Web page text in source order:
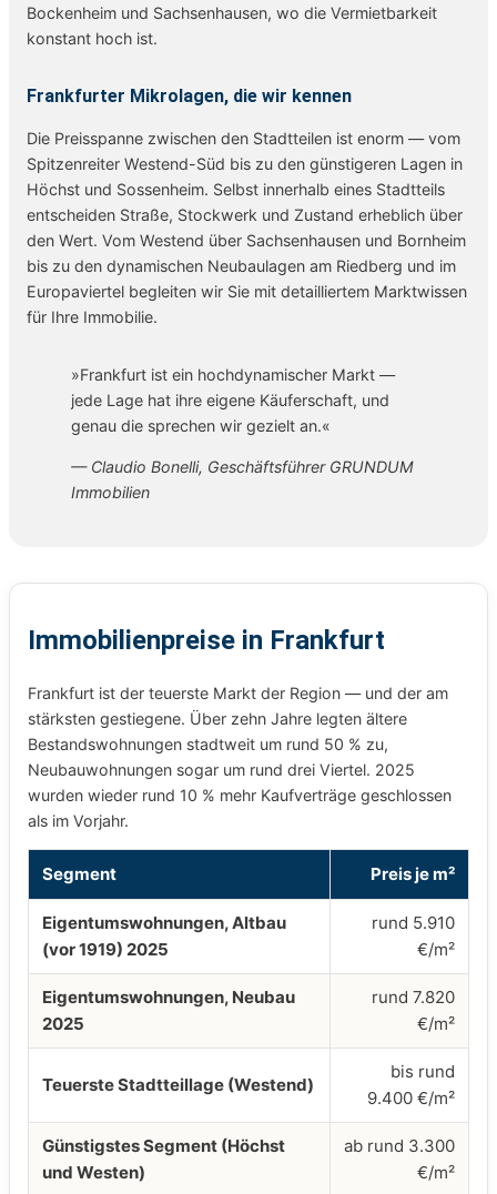
Bockenheim und Sachsenhausen, wo die Vermietbarkeit
konstant hoch ist.
Frankfurter Mikrolagen, die wir kennen
Die Preisspanne zwischen den Stadtteilen ist enorm — vom
Spitzenreiter Westend-Süd bis zu den günstigeren Lagen in
Höchst und Sossenheim. Selbst innerhalb eines Stadtteils
entscheiden Straße, Stockwerk und Zustand erheblich über
den Wert. Vom Westend über Sachsenhausen und Bornheim
bis zu den dynamischen Neubaulagen am Riedberg und im
Europaviertel begleiten wir Sie mit detailliertem Marktwissen
für Ihre Immobilie.
»Frankfurt ist ein hochdynamischer Markt —
jede Lage hat ihre eigene Käuferschaft, und
genau die sprechen wir gezielt an.«
— Claudio Bonelli, Geschäftsführer GRUNDUM
Immobilien
Immobilienpreise in Frankfurt
Frankfurt ist der teuerste Markt der Region — und der am
stärksten gestiegene. Über zehn Jahre legten ältere
Bestandswohnungen stadtweit um rund 50 % zu,
Neubauwohnungen sogar um rund drei Viertel. 2025
wurden wieder rund 10 % mehr Kaufverträge geschlossen
als im Vorjahr.
Segment Preis je m²
Eigentumswohnungen, Altbau
(vor 1919) 2025
rund 5.910
€/m²
Eigentumswohnungen, Neubau
2025
rund 7.820
€/m²
Teuerste Stadtteillage (Westend)
bis rund
9.400 €/m²
Günstigstes Segment (Höchst
und Westen)
ab rund 3.300
€/m²